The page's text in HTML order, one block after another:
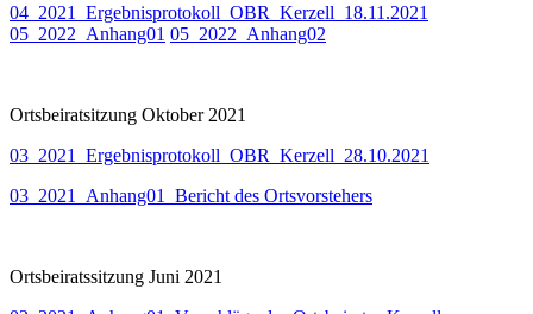
04_2021_Ergebnisprotokoll_OBR_Kerzell_18.11.2021
05_2022_Anhang01 05_2022_Anhang02
Ortsbeiratsitzung Oktober 2021
03_2021_Ergebnisprotokoll_OBR_Kerzell_28.10.2021
03_2021_Anhang01_Bericht des Ortsvorstehers
Ortsbeiratssitzung Juni 2021